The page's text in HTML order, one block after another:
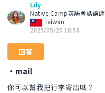
Lily
Native Camp英語會話講師
Taiwan
2025/05/20 18:53
回答
・mail
你可以幫我把行李寄出嗎？